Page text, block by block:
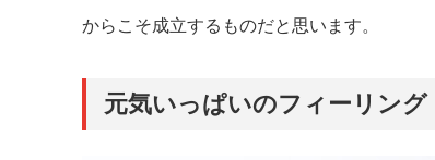
からこそ成立するものだと思います。
元気いっぱいのフィーリング